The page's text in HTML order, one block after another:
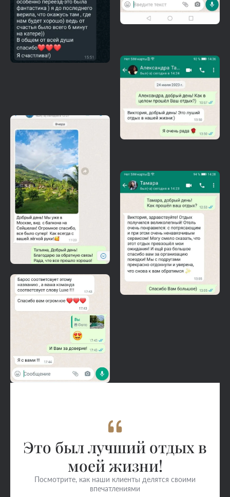
Это был лучший отдых в
моей жизни!
Посмотрите, как наши клиенты делятся своими
впечатлениями